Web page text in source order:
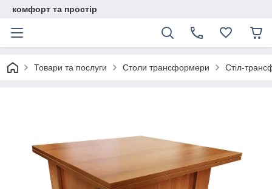
комфорт та простір
Товари та послуги Столи трансформери Стіл-